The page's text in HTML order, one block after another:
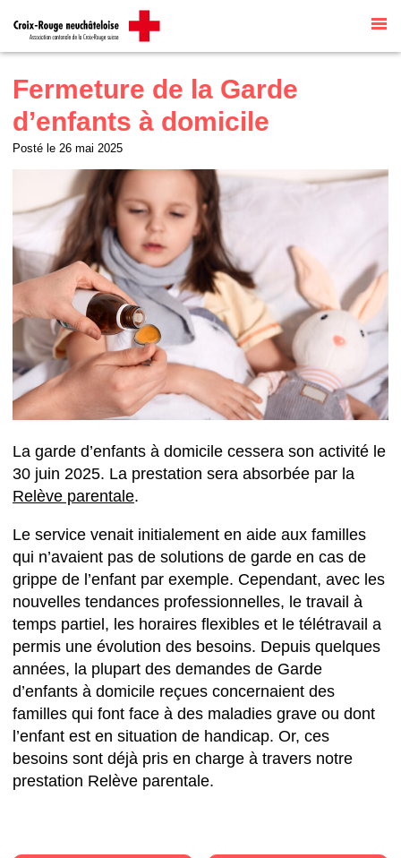
Talk to me
automatiquement parG Translate
Fermeture de la Garde
d’enfants à domicile
Posté le 26 mai 2025
La garde d’enfants à domicile cessera son activité le
30 juin 2025. La prestation sera absorbée par la
Relève parentale.
Le service venait initialement en aide aux familles
qui n’avaient pas de solutions de garde en cas de
grippe de l’enfant par exemple. Cependant, avec les
nouvelles tendances professionnelles, le travail à
temps partiel, les horaires flexibles et le télétravail a
permis une évolution des besoins. Depuis quelques
années, la plupart des demandes de Garde
d’enfants à domicile reçues concernaient des
familles qui font face à des maladies grave ou dont
l’enfant est en situation de handicap. Or, ces
besoins sont déjà pris en charge à travers notre
prestation Relève parentale.